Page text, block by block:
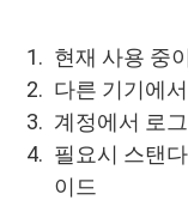
현재 사용 중
다른 기기에
계정에서 로
필요시 스탠
이드